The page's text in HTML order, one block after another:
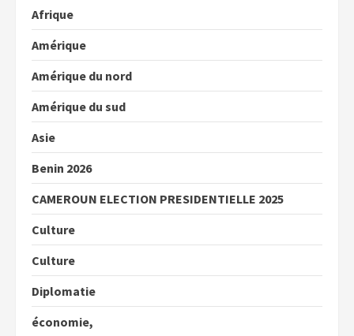
Afrique
Amérique
Amérique du nord
Amérique du sud
Asie
Benin 2026
CAMEROUN ELECTION PRESIDENTIELLE 2025
Culture
Culture
Diplomatie
économie,